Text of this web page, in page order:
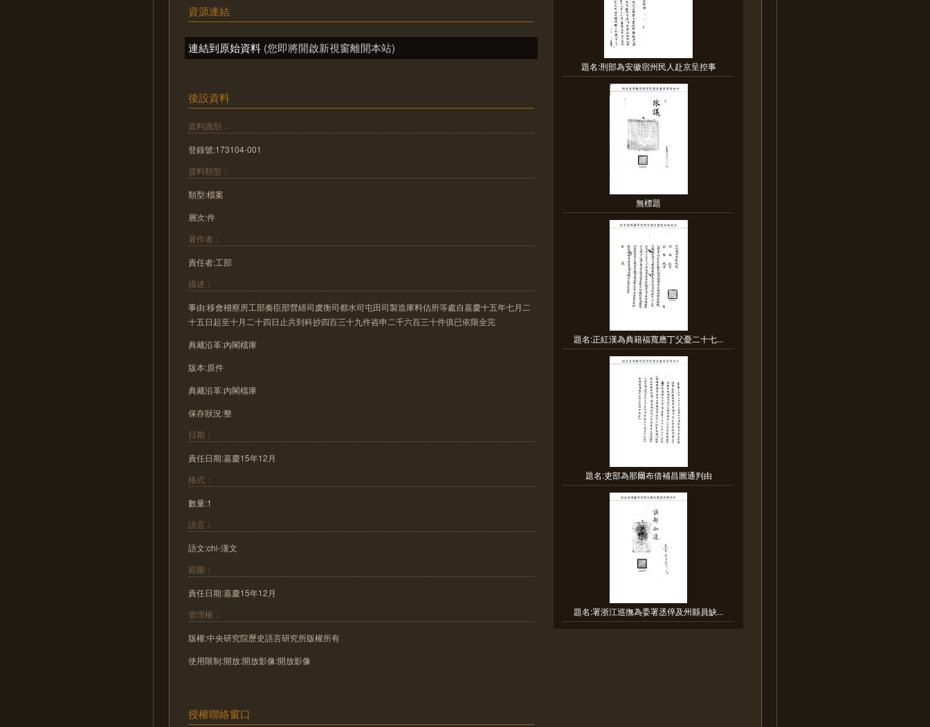
資源連結
連結到原始資料 (您即將開啟新視窗離開本站)
後設資料
資料識別：
登錄號:173104-001
資料類型：
類型:檔案
層次:件
著作者：
責任者:工部
描述：
事由:移會稽察房工部奏臣部營繕司虞衡司都水司屯田司製造庫料估所等處自嘉慶十五年七月二
十五日起至十月二十四日止共到科抄四百三十九件咨申二千六百三十件俱已依限全完
典藏沿革:內閣檔庫
版本:原件
典藏沿革:內閣檔庫
保存狀況:整
日期：
責任日期:嘉慶15年12月
格式：
數量:1
語言：
語文:chi-漢文
範圍：
責任日期:嘉慶15年12月
管理權：
版權:中央研究院歷史語言研究所版權所有
使用限制:開放:開放影像:開放影像
授權聯絡窗口
題名:刑部為安徽宿州民人赴京呈控事
無標題
題名:正紅漢為典籍福寬應丁父憂二十七...
題名:吏部為那爾布借補昌圖通判由
題名:署浙江巡撫為委署丞倅及州縣員缺...